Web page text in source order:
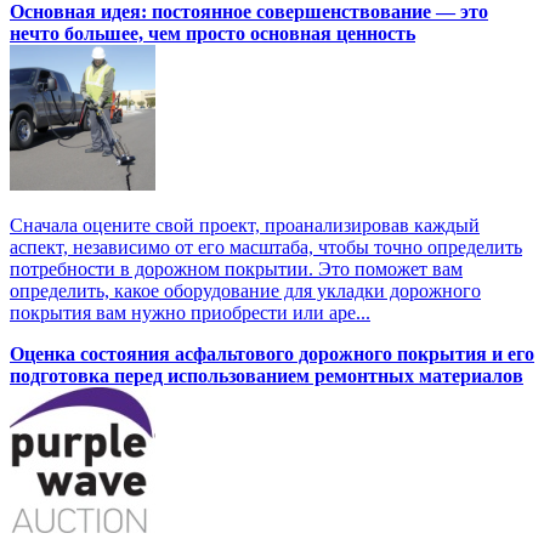
Основная идея: постоянное совершенствование — это
нечто большее, чем просто основная ценность
Сначала оцените свой проект, проанализировав каждый
аспект, независимо от его масштаба, чтобы точно определить
потребности в дорожном покрытии. Это поможет вам
определить, какое оборудование для укладки дорожного
покрытия вам нужно приобрести или аре...
Оценка состояния асфальтового дорожного покрытия и его
подготовка перед использованием ремонтных материалов